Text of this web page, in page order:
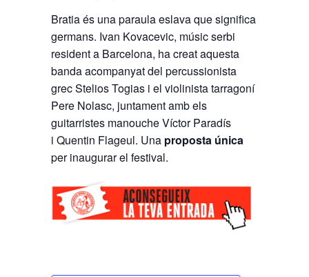
Bratia és una paraula eslava que significa
germans. Ivan Kovacevic, músic serbi
resident a Barcelona, ha creat aquesta
banda acompanyat del percussionista
grec Stelios Togias i el violinista tarragoní
Pere Nolasc, juntament amb els
guitarristes manouche Víctor Paradís
i Quentin Flageul. Una proposta única
per inaugurar el festival.